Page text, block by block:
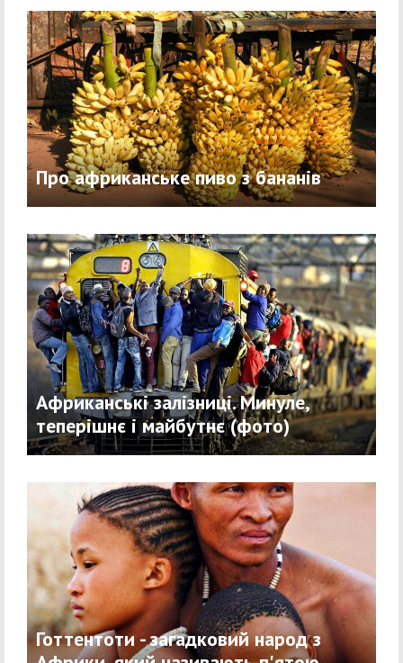
Про африканське пиво з бананів
Африканські залізниці. Минуле,
теперішнє і майбутнє (фото)
Готтентоти - загадковий народ з